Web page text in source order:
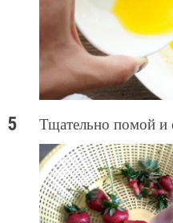
Тщательно помой и